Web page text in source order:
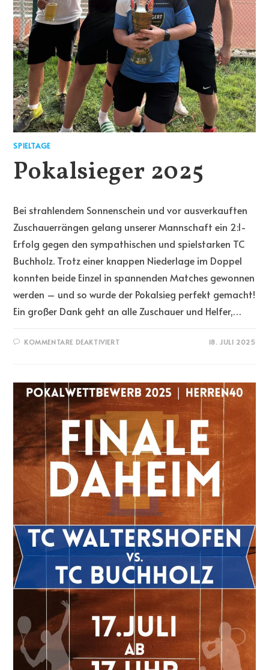
SPIELTAGE
Pokalsieger 2025
Bei strahlendem Sonnenschein und vor ausverkauften
Zuschauerrängen gelang unserer Mannschaft ein 2:1-
Erfolg gegen den sympathischen und spielstarken TC
Buchholz. Trotz einer knappen Niederlage im Doppel
konnten beide Einzel in spannenden Matches gewonnen
werden – und so wurde der Pokalsieg perfekt gemacht!
Ein großer Dank geht an alle Zuschauer und Helfer,…
KOMMENTARE DEAKTIVIERT 18. JULI 2025